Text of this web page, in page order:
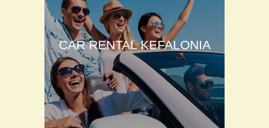
CAR RENTAL KEFALONIA